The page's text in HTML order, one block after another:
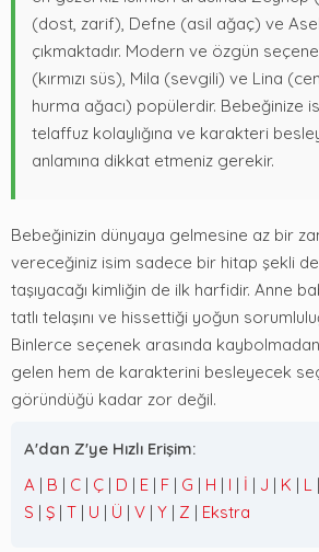
(dost, zarif), Defne (asil ağaç) ve
çıkmaktadır. Modern ve özgün
(kırmızı süs), Mila (sevgili) ve Lina
hurma ağacı) popülerdir. Bebeğinize
telaffuz kolaylığına ve karakteri
anlamına dikkat etmeniz gerekir.
Bebeğinizin dünyaya gelmesine az bir
vereceğiniz isim sadece bir hitap şekli
taşıyacağı kimliğin de ilk harfidir. Anne
tatlı telaşını ve hissettiği yoğun
Binlerce seçenek arasında
gelen hem de karakterini besleyecek
göründüğü kadar zor değil.
A'dan Z'ye Hızlı Erişim:
A | B | C | Ç | D | E | F | G | H | I | İ | J | K | L |
S | Ş | T | U | Ü | V | Y | Z | Ekstra